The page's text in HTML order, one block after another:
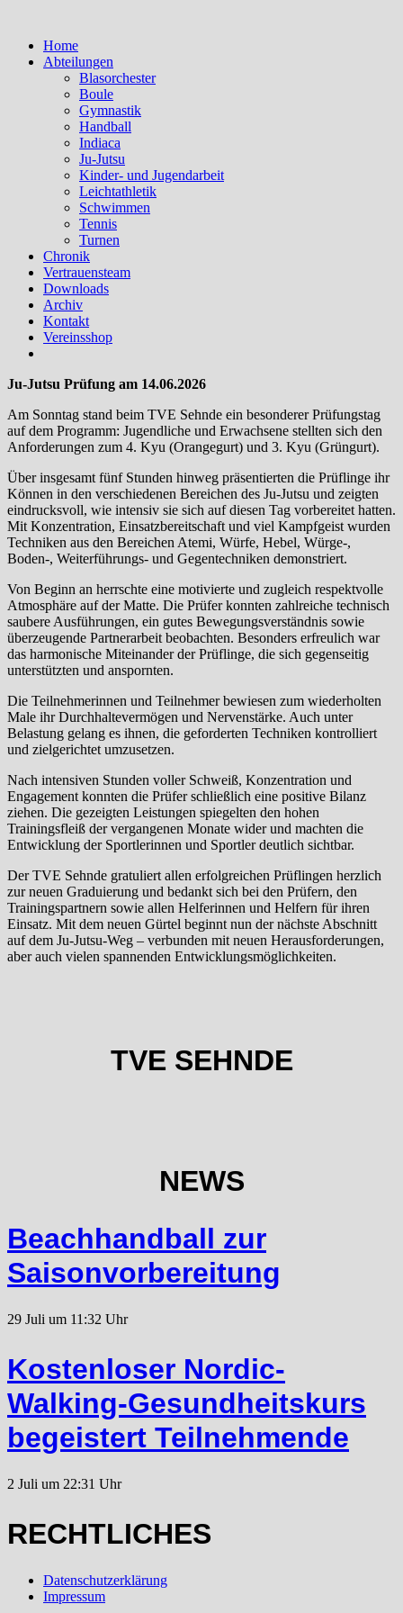
Home
Abteilungen
Blasorchester
Boule
Gymnastik
Handball
Indiaca
Ju-Jutsu
Kinder- und Jugendarbeit
Leichtathletik
Schwimmen
Tennis
Turnen
Chronik
Vertrauensteam
Downloads
Archiv
Kontakt
Vereinsshop
Ju-Jutsu Prüfung am 14.06.2026
Am Sonntag stand beim TVE Sehnde ein besonderer Prüfungstag
auf dem Programm: Jugendliche und Erwachsene stellten sich den
Anforderungen zum 4. Kyu (Orangegurt) und 3. Kyu (Grüngurt).
Über insgesamt fünf Stunden hinweg präsentierten die Prüflinge ihr
Können in den verschiedenen Bereichen des Ju-Jutsu und zeigten
eindrucksvoll, wie intensiv sie sich auf diesen Tag vorbereitet hatten.
Mit Konzentration, Einsatzbereitschaft und viel Kampfgeist wurden
Techniken aus den Bereichen Atemi, Würfe, Hebel, Würge-,
Boden-, Weiterführungs- und Gegentechniken demonstriert.
Von Beginn an herrschte eine motivierte und zugleich respektvolle
Atmosphäre auf der Matte. Die Prüfer konnten zahlreiche technisch
saubere Ausführungen, ein gutes Bewegungsverständnis sowie
überzeugende Partnerarbeit beobachten. Besonders erfreulich war
das harmonische Miteinander der Prüflinge, die sich gegenseitig
unterstützten und anspornten.
Die Teilnehmerinnen und Teilnehmer bewiesen zum wiederholten
Male ihr Durchhaltevermögen und Nervenstärke. Auch unter
Belastung gelang es ihnen, die geforderten Techniken kontrolliert
und zielgerichtet umzusetzen.
Nach intensiven Stunden voller Schweiß, Konzentration und
Engagement konnten die Prüfer schließlich eine positive Bilanz
ziehen. Die gezeigten Leistungen spiegelten den hohen
Trainingsfleiß der vergangenen Monate wider und machten die
Entwicklung der Sportlerinnen und Sportler deutlich sichtbar.
Der TVE Sehnde gratuliert allen erfolgreichen Prüflingen herzlich
zur neuen Graduierung und bedankt sich bei den Prüfern, den
Trainingspartnern sowie allen Helferinnen und Helfern für ihren
Einsatz. Mit dem neuen Gürtel beginnt nun der nächste Abschnitt
auf dem Ju-Jutsu-Weg – verbunden mit neuen Herausforderungen,
aber auch vielen spannenden Entwicklungsmöglichkeiten.
TVE SEHNDE
NEWS
Beachhandball zur
Saisonvorbereitung
29 Juli um 11:32 Uhr
Kostenloser Nordic-
Walking-Gesundheitskurs
begeistert Teilnehmende
2 Juli um 22:31 Uhr
RECHTLICHES
Datenschutzerklärung
Impressum